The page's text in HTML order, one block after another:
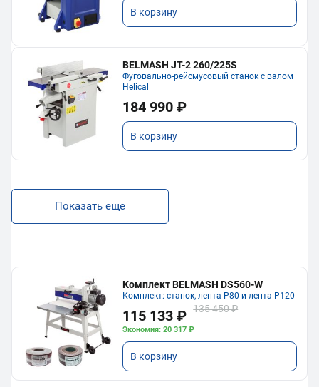
В корзину
BELMASH JT-2 260/225S
Фуговально-рейсмусовый станок с валом
Helical
184 990 ₽
В корзину
Показать еще
Комплект BELMASH DS560-W
Комплект: станок, лента P80 и лента P120
115 133 ₽ 135 450 ₽
Экономия: 20 317 ₽
В корзину